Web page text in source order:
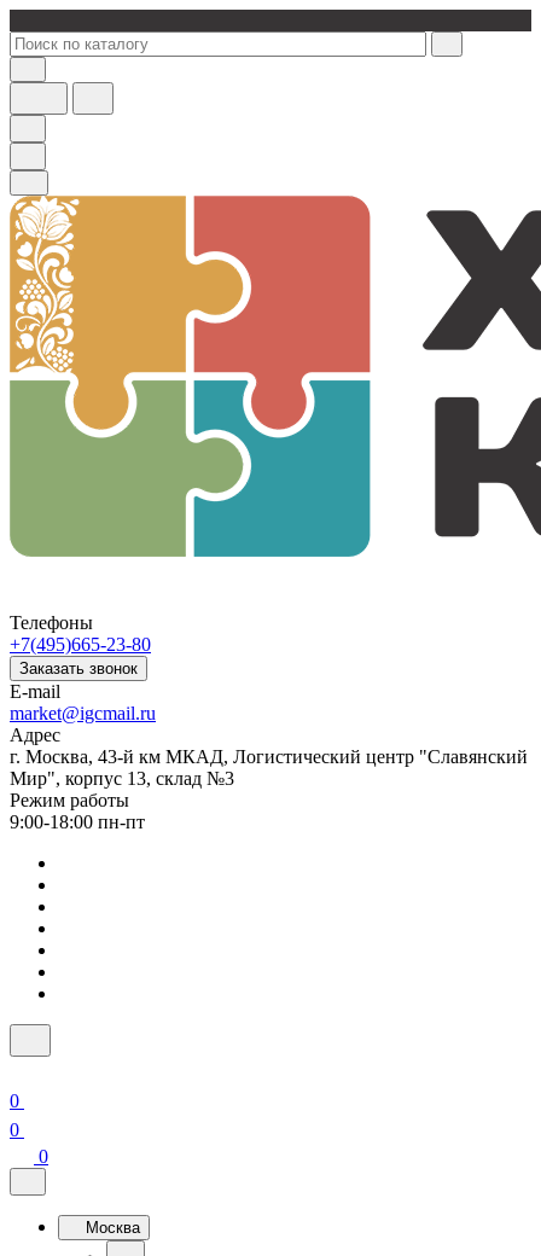
Телефоны
+7(495)665-23-80
Заказать звонок
E-mail
market@igcmail.ru
Адрес
г. Москва, 43-й км МКАД, Логистический центр "Славянский
Мир", корпус 13, склад №3
Режим работы
9:00-18:00 пн-пт
0
0
0
Москва